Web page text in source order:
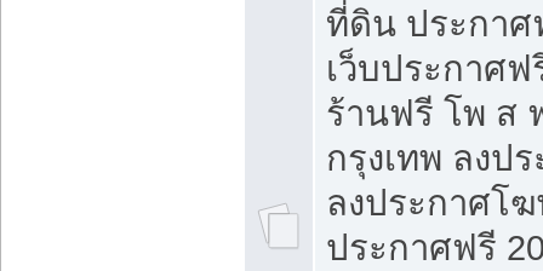
ที่ดิน ประกา
เว็บประกาศ
ร้านฟรี โพ ส
กรุงเทพ ลงป
ลงประกาศโ
ประกาศฟรี